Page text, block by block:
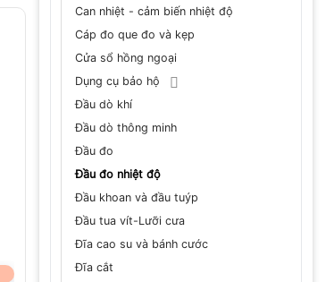
Can nhiệt - cảm biến nhiệt độ
Cáp đo que đo và kẹp
Cửa sổ hồng ngoại
Dụng cụ bảo hộ
Đầu dò khí
Đầu dò thông minh
Đầu đo
Đầu đo nhiệt độ
Đầu khoan và đầu tuýp
Đầu tua vít-Lưỡi cưa
Đĩa cao su và bánh cước
Đĩa cắt